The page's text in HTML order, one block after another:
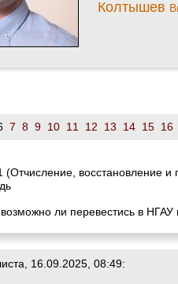
Колтышев
7 8 9 10 11 12 13 14 15 16
восстановление и
возможно ли перевестись в
16.09.2025, 08:49: